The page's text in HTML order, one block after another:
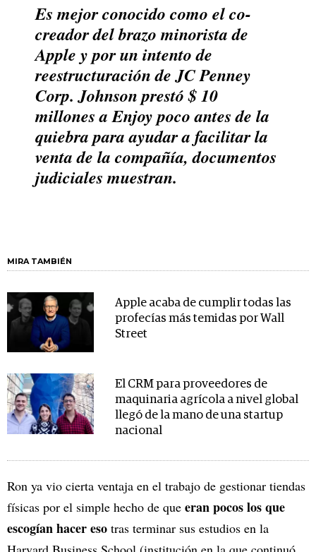
Es mejor conocido como el co-
creador del brazo minorista de
Apple y por un intento de
reestructuración de JC Penney
Corp. Johnson prestó $ 10
millones a Enjoy poco antes de la
quiebra para ayudar a facilitar la
venta de la compañía, documentos
judiciales muestran.
MIRA TAMBIÉN
Apple acaba de cumplir todas las
profecías más temidas por Wall
Street
El CRM para proveedores de
maquinaria agrícola a nivel global
llegó de la mano de una startup
nacional
Ron ya vio cierta ventaja en el trabajo de gestionar tiendas
físicas por el simple hecho de que eran pocos los que
escogían hacer eso tras terminar sus estudios en la